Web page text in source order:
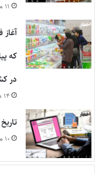
۱۱ مرداد ۱۴۰۵
آغاز
که
در
۱۴ مرداد ۱۴۰۵
۱۰ مرداد ۱۴۰۵